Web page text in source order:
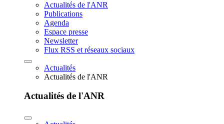
Actualités de l'ANR
Publications
Agenda
Espace presse
Newsletter
Flux RSS et réseaux sociaux
Actualités
Actualités de l'ANR
Actualités de l'ANR